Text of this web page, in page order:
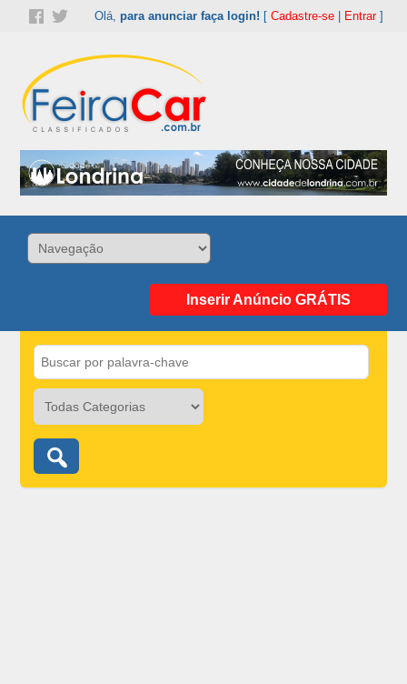
Olá, para anunciar faça login! [ Cadastre-se| Entrar]
Inserir Anúncio GRÁTIS